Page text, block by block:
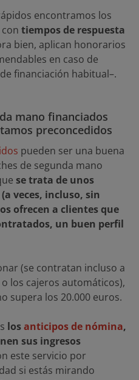
encontramos los
tiempos de respuesta
bien, aplican honorarios
en caso de
financiación habitual–.
mano financiados
preconcedidos
pueden ser una buena
de segunda mano
se trata de unos
(a veces, incluso, sin
ofrecen a clientes que
un buen perfil
(se contratan incluso a
los cajeros automáticos),
supera los 20.000 euros.
losanticipos de nómina,
sus ingresos
este servicio por
si estás mirando